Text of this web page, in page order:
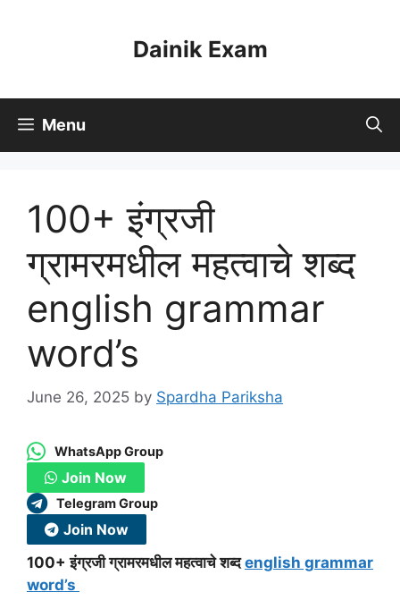
Dainik Exam
Menu
100+ इंग्रजी
ग्रामरमधील महत्वाचे शब्द
english grammar
word’s
June 26, 2025 by Spardha Pariksha
WhatsApp Group
Join Now
Telegram Group
Join Now
100+ इंग्रजी ग्रामरमधील महत्वाचे शब्दenglish grammar
word’s